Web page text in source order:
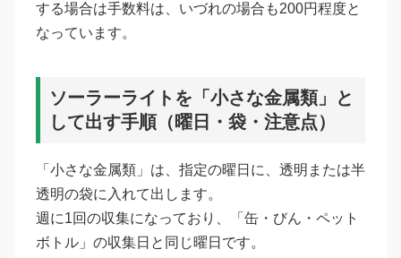
する場合は手数料は、いづれの場合も200円程度と
なっています。
ソーラーライトを「小さな金属類」と
して出す手順（曜日・袋・注意点）
「小さな金属類」は、指定の曜日に、透明または半
透明の袋に入れて出します。
週に1回の収集になっており、「缶・びん・ペット
ボトル」の収集日と同じ曜日です。